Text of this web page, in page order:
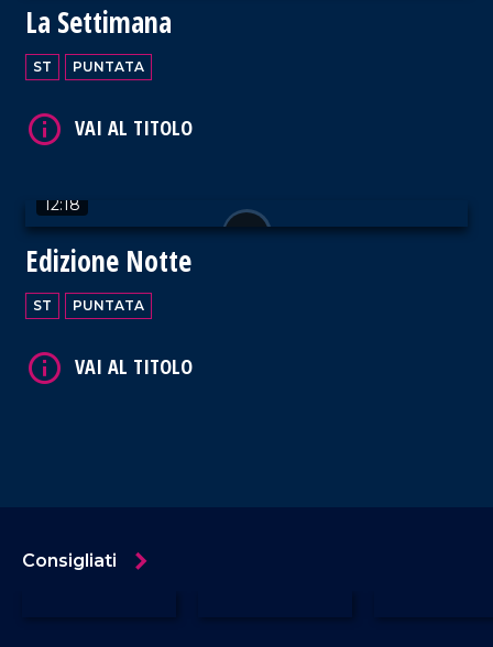
La Settimana
ST PUNTATA
12:18
Edizione Notte
ST PUNTATA
Consigliati